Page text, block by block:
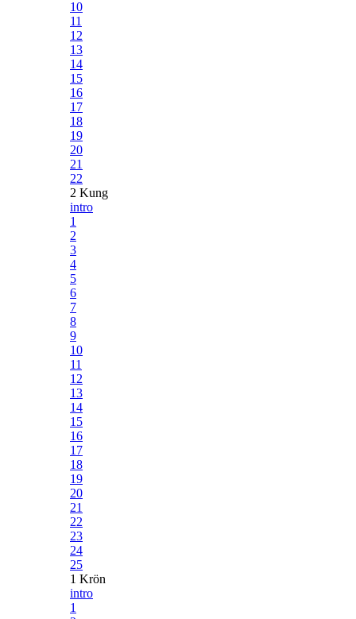
10
11
12
13
14
15
16
17
18
19
20
21
22
2 Kung
intro
1
2
3
4
5
6
7
8
9
10
11
12
13
14
15
16
17
18
19
20
21
22
23
24
25
1 Krön
intro
1